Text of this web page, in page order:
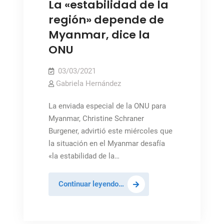
La «estabilidad de la
región» depende de
Myanmar, dice la
ONU
03/03/2021
Gabriela Hernández
La enviada especial de la ONU para
Myanmar, Christine Schraner
Burgener, advirtió este miércoles que
la situación en el Myanmar desafía
«la estabilidad de la…
Continuar leyendo…La
«estabilidad